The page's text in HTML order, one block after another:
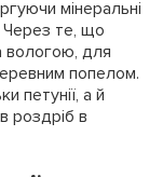
мінеральні
Через те, що
вологою, для
попелом.
петунії, а й
роздріб в